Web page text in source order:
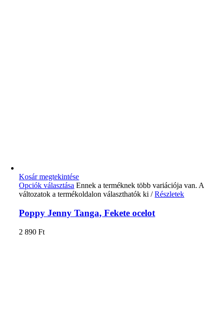
Kosár megtekintése
Opciók választása Ennek a terméknek több variációja van. A
változatok a termékoldalon választhatók ki/ Részletek
Poppy Jenny Tanga, Fekete ocelot
2 890Ft